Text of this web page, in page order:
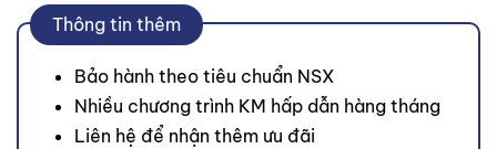
Thông tin thêm
Bảo hành theo tiêu chuẩn NSX
Nhiều chương trình KM hấp dẫn hàng tháng
Liên hệ để nhận thêm ưu đãi